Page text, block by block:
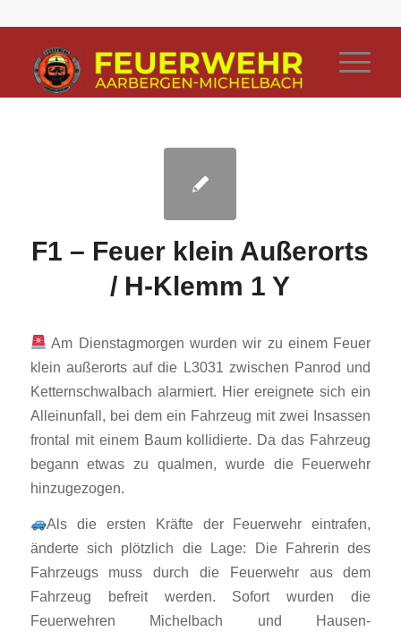
F1 – Feuer klein Außerorts
/ H-Klemm 1 Y
Am Dienstagmorgen wurden wir zu einem Feuer
klein außerorts auf die L3031 zwischen Panrod und
Ketternschwalbach alarmiert. Hier ereignete sich ein
Alleinunfall, bei dem ein Fahrzeug mit zwei Insassen
frontal mit einem Baum kollidierte. Da das Fahrzeug
begann etwas zu qualmen, wurde die Feuerwehr
hinzugezogen.
Als die ersten Kräfte der Feuerwehr eintrafen,
änderte sich plötzlich die Lage: Die Fahrerin des
Fahrzeugs muss durch die Feuerwehr aus dem
Fahrzeug befreit werden. Sofort wurden die
Feuerwehren Michelbach und Hausen-